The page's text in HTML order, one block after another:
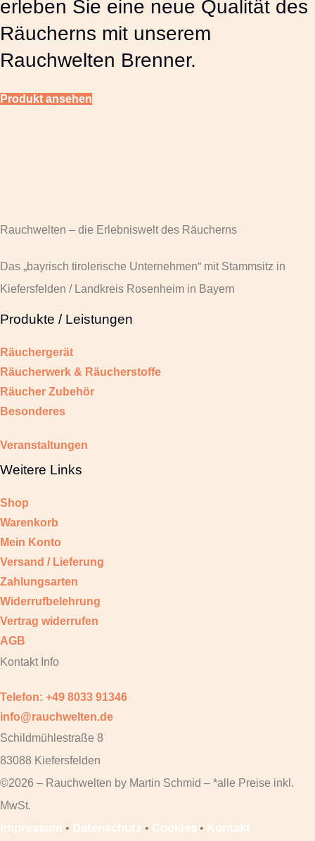
erleben Sie eine neue Qualität des
Räucherns mit unserem
Rauchwelten Brenner.
Produkt ansehen
Rauchwelten – die Erlebniswelt des Räucherns
Das „bayrisch tirolerische Unternehmen“ mit Stammsitz in
Kiefersfelden / Landkreis Rosenheim in Bayern
Produkte / Leistungen
Räuchergerät
Räucherwerk & Räucherstoffe
Räucher Zubehör
Besonderes
Veranstaltungen
Weitere Links
Shop
Warenkorb
Mein Konto
Versand / Lieferung
Zahlungsarten
Widerrufbelehrung
Vertrag widerrufen
AGB
Kontakt Info
Telefon: +49 8033 91346
info@rauchwelten.de
Schildmühlestraße 8
83088 Kiefersfelden
©2026 – Rauchwelten by Martin Schmid – *alle Preise inkl.
MwSt.
Impressum • Datenschutz • Cookies • Kontakt